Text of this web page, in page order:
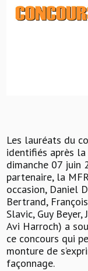
Les lauréats du
identifiés après
dimanche 07 juin
partenaire, la
occasion, Daniel
Bertrand,
Slavic, Guy
Avi Harroch) a
ce concours qui
monture de
façonnage.